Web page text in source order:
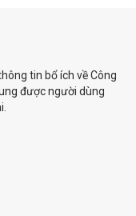
tin bổ ích về Công
được người dùng